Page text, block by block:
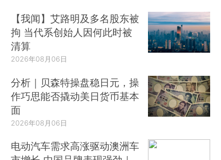
【我闻】艾路明及多名股东被
拘 当代系创始人因何此时被
清算
2026年08月06日
分析｜贝森特操盘稳日元，操
作巧思能否撬动美日货币基本
面
2026年08月06日
电动汽车需求高涨驱动澳洲车